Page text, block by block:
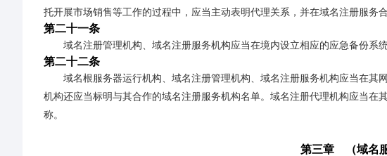
托开展市场销售等工作的过程中，应当主动表明代理关系，并在域名注册服务
第二十一条
域名注册管理机构、域名注册服务机构应当在境内设立相应的应急备份系
第二十二条
域名根服务器运行机构、域名注册管理机构、域名注册服务机构应当在
机构还应当标明与其合作的域名注册服务机构名单。域名注册代理机构应当
称。
第三章 （域名服